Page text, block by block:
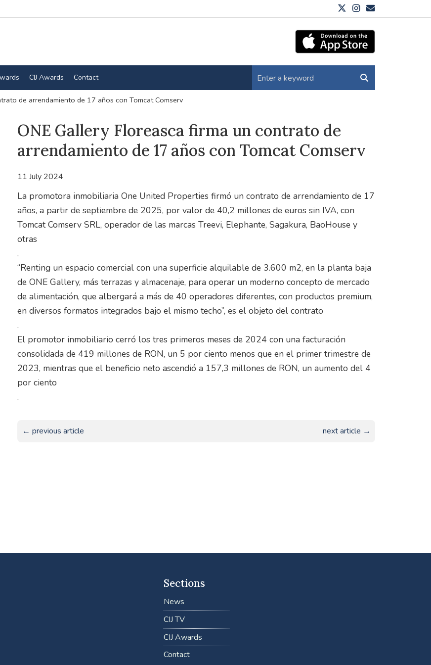
CIJ Awards Contact
de arrendamiento de 17 años con Tomcat Comserv
ONE Gallery Floreasca firma un contrato de
arrendamiento de 17 años con Tomcat Comserv
11 July 2024
La promotora inmobiliaria One United Properties firmó un contrato de arrendamiento de 17
años, a partir de septiembre de 2025, por valor de 40,2 millones de euros sin IVA, con
Tomcat Comserv SRL, operador de las marcas Treevi, Elephante, Sagakura, BaoHouse y
otras
.
“Renting un espacio comercial con una superficie alquilable de 3.600 m2, en la planta baja
de ONE Gallery, más terrazas y almacenaje, para operar un moderno concepto de mercado
de alimentación, que albergará a más de 40 operadores diferentes, con productos premium,
en diversos formatos integrados bajo el mismo techo”, es el objeto del contrato
.
El promotor inmobiliario cerró los tres primeros meses de 2024 con una facturación
consolidada de 419 millones de RON, un 5 por ciento menos que en el primer trimestre de
2023, mientras que el beneficio neto ascendió a 157,3 millones de RON, un aumento del 4
por ciento
.
← previous article next article →
Sections
News
CIJ TV
CIJ Awards
Contact